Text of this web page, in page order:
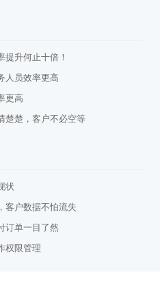
升何止十倍！
人员效率更高
更高
楚楚，客户不必空等
状
客户数据不怕流失
订单一目了然
权限管理